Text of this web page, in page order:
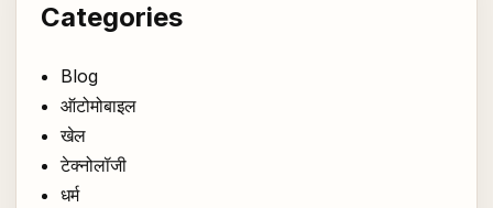
Categories
Blog
ऑटोमोबाइल
खेल
टेक्नोलॉजी
धर्म